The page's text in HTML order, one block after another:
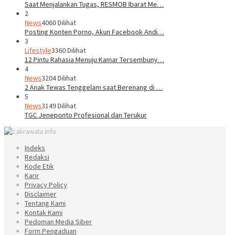
Saat Menjalankan Tugas, RESMOB Ibarat Me…
2
News4060 Dilihat
Posting Konten Porno, Akun Facebook Andi…
3
Lifestyle3360 Dilihat
12 Pintu Rahasia Menuju Kamar Tersembuny…
4
News3204 Dilihat
2 Anak Tewas Tenggelam saat Berenang di …
5
News3149 Dilihat
TGC Jeneponto Profesional dan Terukur
Indeks
Redaksi
Kode Etik
Karir
Privacy Policy
Disclaimer
Tentang Kami
Kontak Kami
Pedoman Media Siber
Form Pengaduan